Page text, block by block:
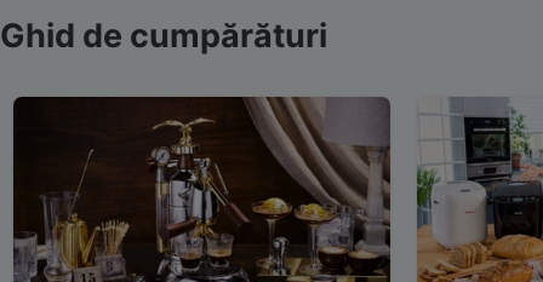
Ghid de cumpărături